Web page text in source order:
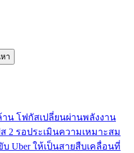
า
าน โฟกัสเปลี่ยนผ่านพลังงาน
2 รอประเมินความเหมาะสม
Uber ให้เป็นสายสืบเคลื่อนที่